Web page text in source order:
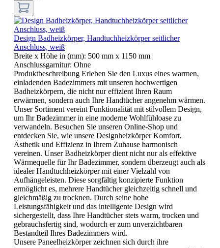
Design Badheizkörper, Handtuchheizkörper seitlicher
Anschluss, weiß
Breite x Höhe in (mm): 500 mm x 1150 mm |
Anschlussgarnitur: Ohne
Produktbeschreibung Erleben Sie den Luxus eines warmen,
einladenden Badezimmers mit unseren hochwertigen
Badheizkörpern, die nicht nur effizient Ihren Raum
erwärmen, sondern auch Ihre Handtücher angenehm wärmen.
Unser Sortiment vereint Funktionalität mit stilvollem Design,
um Ihr Badezimmer in eine moderne Wohlfühloase zu
verwandeln. Besuchen Sie unseren Online-Shop und
entdecken Sie, wie unsere Designheizkörper Komfort,
Ästhetik und Effizienz in Ihrem Zuhause harmonisch
vereinen. Unser Badheizkörper dient nicht nur als effektive
Wärmequelle für Ihr Badezimmer, sondern überzeugt auch als
idealer Handtuchheizkörper mit einer Vielzahl von
Aufhängeleisten. Diese sorgfältig konzipierte Funktion
ermöglicht es, mehrere Handtücher gleichzeitig schnell und
gleichmäßig zu trocknen. Durch seine hohe
Leistungsfähigkeit und das intelligente Design wird
sichergestellt, dass Ihre Handtücher stets warm, trocken und
gebrauchsfertig sind, wodurch er zum unverzichtbaren
Bestandteil Ihres Badezimmers wird.
Unsere Paneelheizkörper zeichnen sich durch ihre